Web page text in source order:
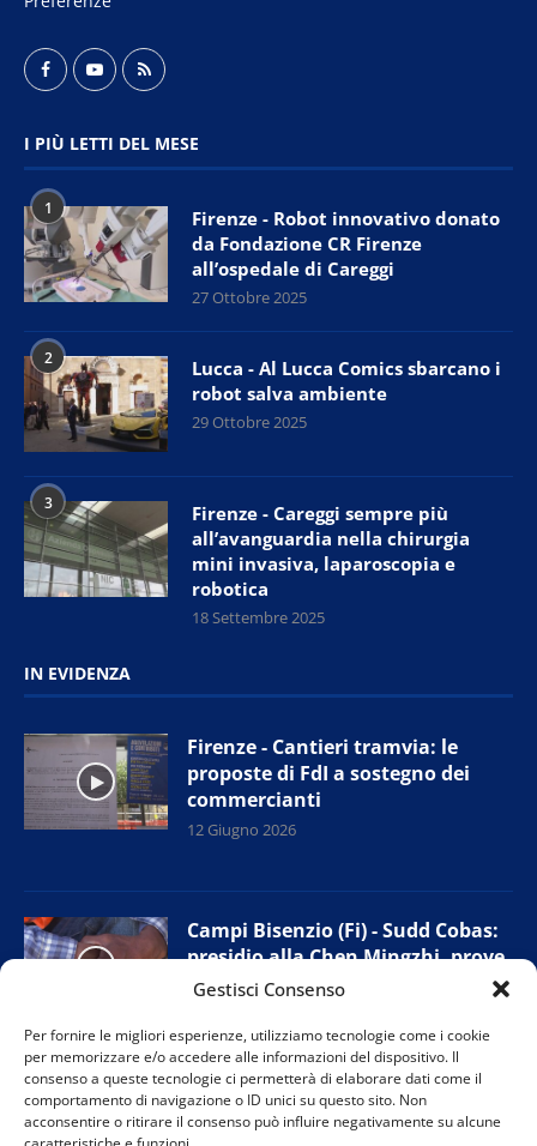
Gestisci Consenso
Per fornire le migliori esperienze, utilizziamo tecnologie come i cookie
per memorizzare e/o accedere alle informazioni del dispositivo. Il
consenso a queste tecnologie ci permetterà di elaborare dati come il
comportamento di navigazione o ID unici su questo sito. Non
acconsentire o ritirare il consenso può influire negativamente su alcune
I PIÙ LETTI DEL MESE
1
Firenze - Robot innovativo donato
da Fondazione CR Firenze
all’ospedale di Careggi
27 Ottobre 2025
2
Lucca - Al Lucca Comics sbarcano i
robot salva ambiente
29 Ottobre 2025
3
Firenze - Careggi sempre più
all’avanguardia nella chirurgia
mini invasiva, laparoscopia e
robotica
18 Settembre 2025
IN EVIDENZA
Firenze - Cantieri tramvia: le
proposte di FdI a sostegno dei
commercianti
12 Giugno 2026
Campi Bisenzio (Fi) - Sudd Cobas:
presidio alla Chen Mingzhi, prove
di accordo con l’azienda
Prato - Nuova giunta provinciale
Confesercenti: “Tutelare i negozi